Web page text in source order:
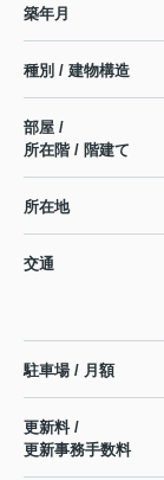
築年月
種別 / 建物構造
部屋 /
所在階 / 階建て
所在地
交通
駐車場 / 月額
更新料 /
更新事務手数料